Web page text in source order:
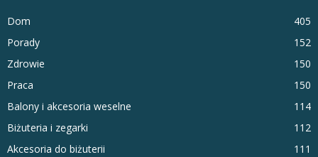
Dom
405
Porady
152
Zdrowie
150
Praca
150
Balony i akcesoria weselne
114
Biżuteria i zegarki
112
Akcesoria do biżuterii
111